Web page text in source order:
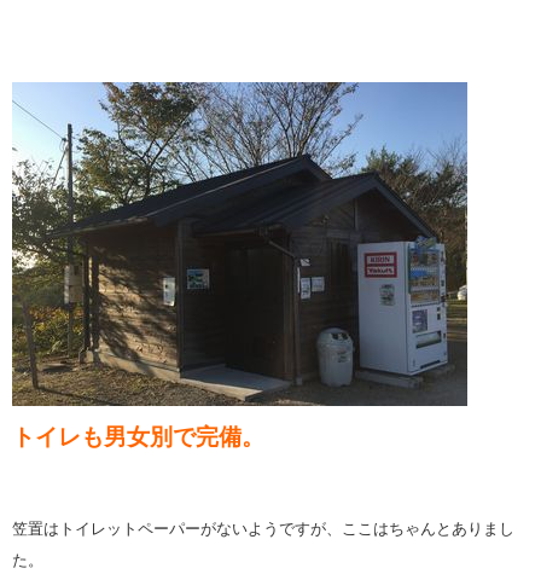
トイレも男女別で完備。
笠置はトイレットペーパーがないようですが、ここはちゃんとありまし
た。